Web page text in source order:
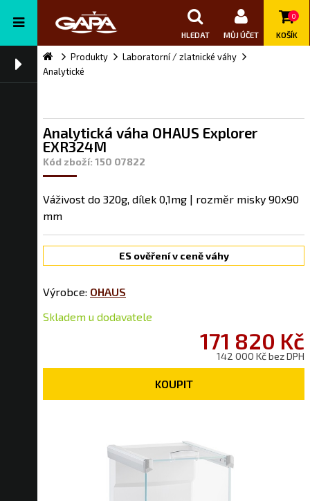
HLEDAT MŮJ ÚČET
0
KOŠÍK
Produkty
Laboratorní / zlatnické váhy
Analytické
Analytická váha OHAUS Explorer
EXR324M
Kód zboží: 150 07822
Váživost do 320g, dílek 0,1mg | rozměr misky 90x90
mm
ES ověření v ceně váhy
Výrobce: OHAUS
Skladem u dodavatele
171 820 Kč
142 000 Kč bez DPH
KOUPIT